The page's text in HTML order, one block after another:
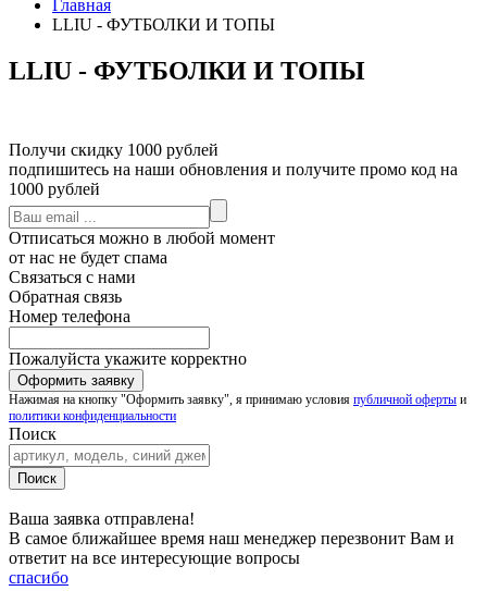
Главная
LLIU - ФУТБОЛКИ И ТОПЫ
LLIU - ФУТБОЛКИ И ТОПЫ
Получи скидку 1000 рублей
подпишитесь на наши обновления и получите промо код на
1000 рублей
Отписаться можно в любой момент
от нас не будет спама
Связаться с нами
Обратная связь
Номер телефона
Пожалуйста укажите корректно
Нажимая на кнопку "Оформить заявку", я принимаю условия публичной оферты и
политики конфиденциальности
Поиск
Ваша заявка отправлена!
В самое ближайшее время наш менеджер перезвонит Вам и
ответит на все интересующие вопросы
спасибо